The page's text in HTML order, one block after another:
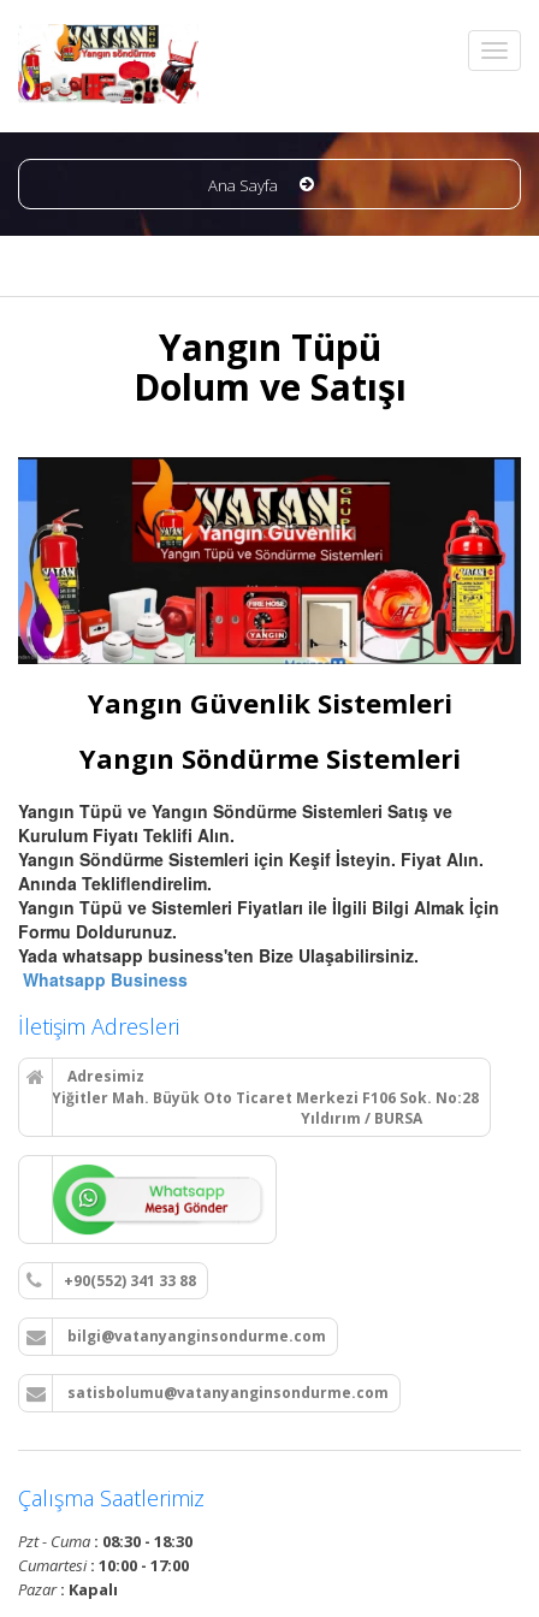
Ana Sayfa
Yangın Tüpü
Dolum ve Satışı
Yangın Güvenlik Sistemleri
Yangın Söndürme Sistemleri
Yangın Tüpü ve Yangın Söndürme Sistemleri Satış ve
Kurulum Fiyatı Teklifi Alın.
Yangın Söndürme Sistemleri için Keşif İsteyin. Fiyat Alın.
Anında Tekliflendirelim.
Yangın Tüpü ve Sistemleri Fiyatları ile İlgili Bilgi Almak İçin
Formu Doldurunuz.
Yada whatsapp business'ten Bize Ulaşabilirsiniz.
Whatsapp Business
İletişim Adresleri
Adresimiz
Yiğitler Mah. Büyük Oto Ticaret Merkezi F106 Sok. No:28
Yıldırım / BURSA
+90(552) 341 33 88
bilgi@vatanyanginsondurme.com
satisbolumu@vatanyanginsondurme.com
Çalışma Saatlerimiz
Pzt - Cuma : 08:30 - 18:30
Cumartesi: 10:00 - 17:00
Pazar: Kapalı